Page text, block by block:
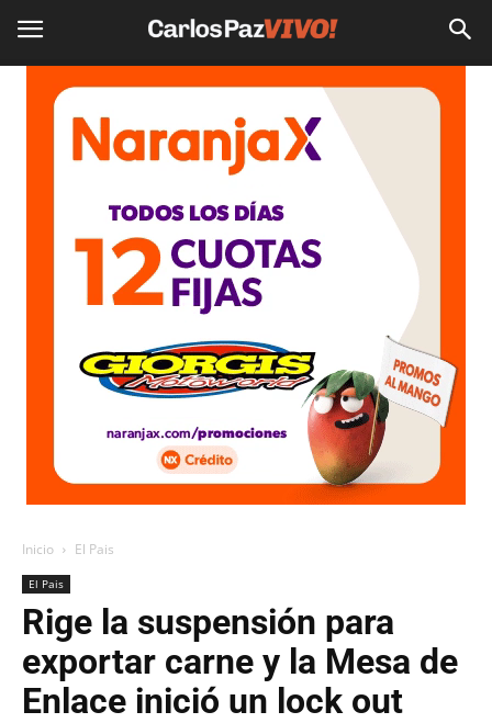
Inicio El Pais
El Pais
Rige la suspensión para
exportar carne y la Mesa de
Enlace inició un lock out